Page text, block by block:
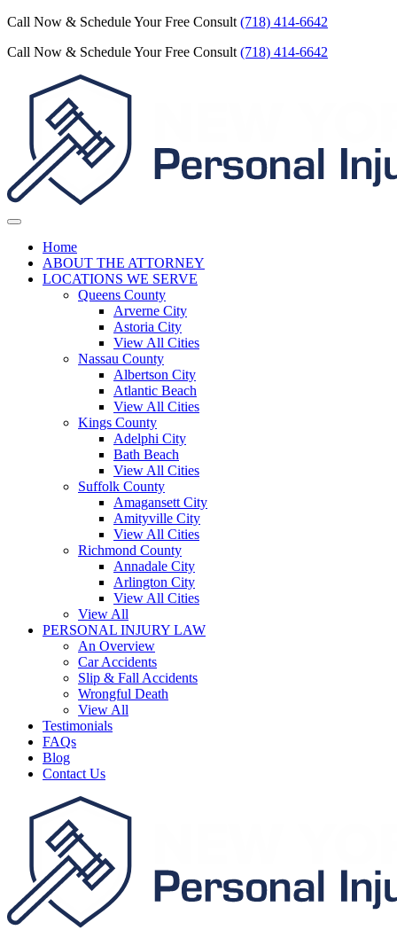
Call Now & Schedule Your Free Consult (718) 414-6642
Call Now & Schedule Your Free Consult (718) 414-6642
Home
ABOUT THE ATTORNEY
LOCATIONS WE SERVE
Queens County
Arverne City
Astoria City
View All Cities
Nassau County
Albertson City
Atlantic Beach
View All Cities
Kings County
Adelphi City
Bath Beach
View All Cities
Suffolk County
Amagansett City
Amityville City
View All Cities
Richmond County
Annadale City
Arlington City
View All Cities
View All
PERSONAL INJURY LAW
An Overview
Car Accidents
Slip & Fall Accidents
Wrongful Death
View All
Testimonials
FAQs
Blog
Contact Us